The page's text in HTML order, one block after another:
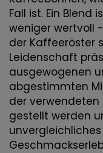
Fall ist. Ein Blend
weniger wertvoll
der Kaffeeröster
Leidenschaft
ausgewogenen
abgestimmten
der verwendeten
gestellt werden